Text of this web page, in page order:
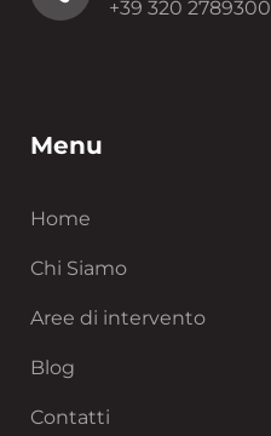
+39 320 2789300
Menu
Home
Chi Siamo
Aree di intervento
Blog
Contatti